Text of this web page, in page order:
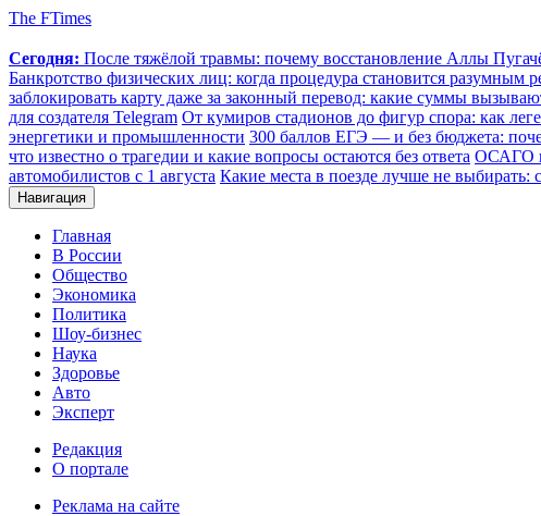
The FTimes
Сегодня: После тяжёлой травмы: почему восстановление Аллы
Банкротство физических лиц: когда процедура становится разумным
заблокировать карту даже за законный перевод: какие суммы
для создателя Telegram От кумиров стадионов до фигур спора: как
энергетики и промышленности 300 баллов ЕГЭ — и без бюджета:
что известно о трагедии и какие вопросы остаются без ответа ОСАГО
автомобилистов с 1 августа Какие места в поезде лучше не
Навигация
Главная
В России
Общество
Экономика
Политика
Шоу-бизнес
Наука
Здоровье
Авто
Эксперт
Редакция
О портале
Реклама на сайте